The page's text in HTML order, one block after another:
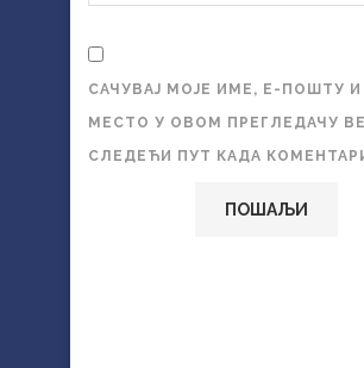
САЧУВАЈ МОЈЕ ИМЕ, Е-ПОШТУ И
МЕСТО У ОВОМ ПРЕГЛЕДАЧУ
СЛЕДЕЋИ ПУТ КАДА